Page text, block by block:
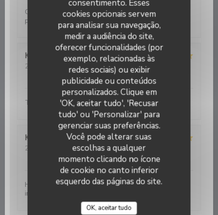
consentimento. Esses
cookies opcionais servem
para analisar sua navegação,
medir a audiência do site,
oferecer funcionalidades (por
exemplo, relacionadas às
redes sociais) ou exibir
publicidade ou conteúdos
personalizados. Clique em
'OK, aceitar tudo', 'Recusar
tudo' ou 'Personalizar' para
gerenciar suas preferências.
Você pode alterar suas
escolhas a qualquer
momento clicando no ícone
de cookie no canto inferior
esquerdo das páginas do site.
OK, aceitar tudo
Cuisine inventive. Très belle alliance de goûts . Belle
présentation.
Koen
2026-08-04
- 19:00 - guests 2
ambience:5/5 menu: 5/5 quality_price
Top ! Very good price-quality of food and service !
Kittie
2026-08-04
- 19:30 - guests 2
/5 ambience: 5/5 menu: 5/5 quality_price
Heerlijk gegeten met verse perfect bereide
ingrediënten. Fijne bediening. Aanrader!